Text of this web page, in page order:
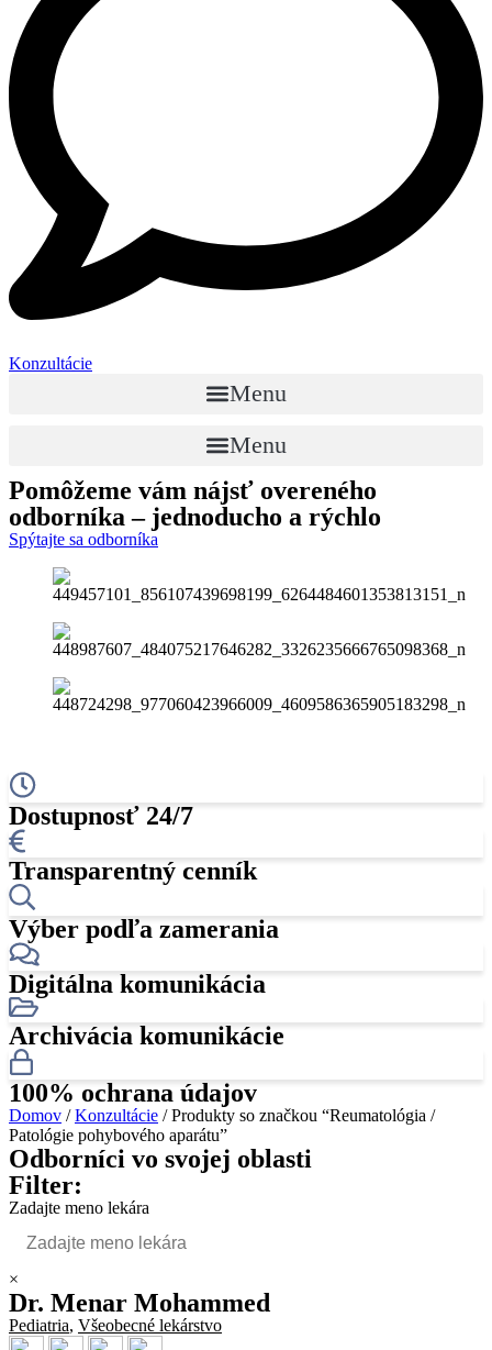
Konzultácie
Menu
Menu
Pomôžeme vám nájsť overeného
odborníka– jednoducho a rýchlo
Spýtajte sa odborníka
Dostupnosť 24/7
Transparentný cenník
Výber podľa zamerania
Digitálna komunikácia
Archivácia komunikácie
100% ochrana údajov
Domov /Konzultácie / Produkty so značkou “Reumatológia /
Patológie pohybového aparátu”
Odborníci vo svojej oblasti
Filter:
Zadajte meno lekára
×
Dr. Menar Mohammed
Pediatria, Všeobecné lekárstvo